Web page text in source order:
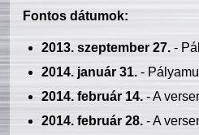
Fontos dátumok:
2013. szeptember 27.-
2014. január 31.-
2014. február 14.- A
2014. február 28.- A